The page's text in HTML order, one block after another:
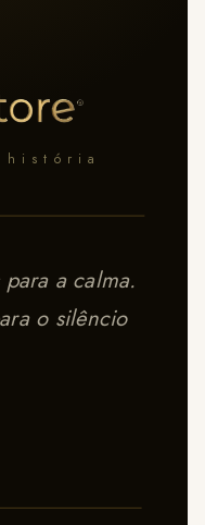
história
a calma.
o silêncio